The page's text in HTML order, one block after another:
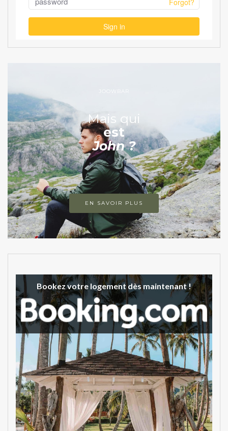
JOOWBAR
Mais qui
est
John ?
EN SAVOIR PLUS
Bookez votre logement dès maintenant !